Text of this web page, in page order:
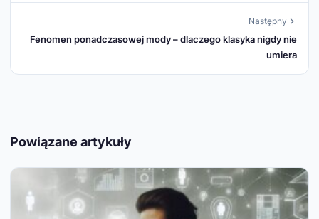
Następny
Fenomen ponadczasowej mody – dlaczego klasyka nigdy nie
umiera
Powiązane artykuły